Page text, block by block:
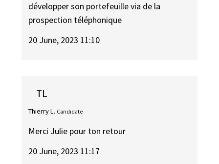
développer son portefeuille via de la
prospection téléphonique
20 June, 2023 11:10
TL
Thierry L. Candidate
Merci Julie pour ton retour
20 June, 2023 11:17